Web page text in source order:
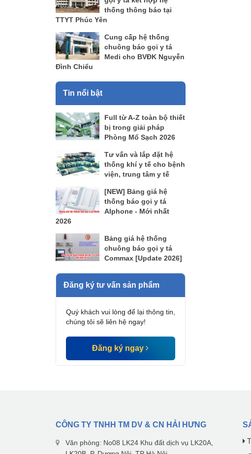
thống thông báo tại
TTYT Phúc Yên
Cung cấp hệ thống
chuông báo gọi y tá
Medi cho BVĐK Nguyễn
Đình Chiểu
Tin nổi bật
Full từ A-Z toàn bộ thiết
bị trong giải pháp
Phòng Mổ Sạch 2026
Tư vấn và lắp đặt hệ
thống khí y tế cho bệnh
viện, trung tâm y tế
[NEW] Bảng giá hệ
thống báo gọi y tá
AIphone - Mới nhất
2026
Bảng giá hệ thống
chuông báo gọi y tá
Commax [Update 2026]
Đăng ký tư vấn sản phẩm
Quý khách vui lòng để lại thông tin,
chúng tôi sẽ liên hệ ngay!
Đăng ký ngay
CÔNG TY TNHH TM DV & CN HẢI HƯNG
Văn phòng: No08 LK24 Khu đất dịch vụ LK20A,